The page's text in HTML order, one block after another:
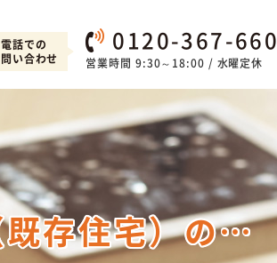
話での
い合わせ
0120-367-660
営業時間 9:30～18:00 / 水曜定休
存住宅）の…